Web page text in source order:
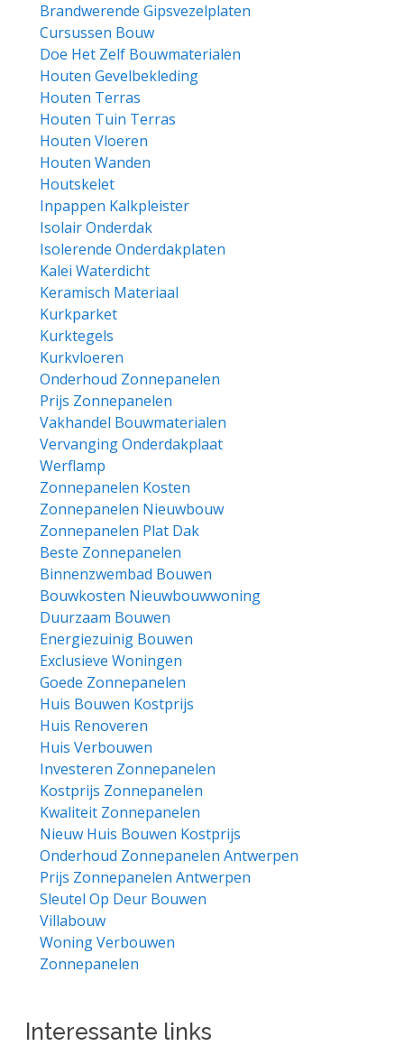
Brandwerende Gipsvezelplaten
Cursussen Bouw
Doe Het Zelf Bouwmaterialen
Houten Gevelbekleding
Houten Terras
Houten Tuin Terras
Houten Vloeren
Houten Wanden
Houtskelet
Inpappen Kalkpleister
Isolair Onderdak
Isolerende Onderdakplaten
Kalei Waterdicht
Keramisch Materiaal
Kurkparket
Kurktegels
Kurkvloeren
Onderhoud Zonnepanelen
Prijs Zonnepanelen
Vakhandel Bouwmaterialen
Vervanging Onderdakplaat
Werflamp
Zonnepanelen Kosten
Zonnepanelen Nieuwbouw
Zonnepanelen Plat Dak
Beste Zonnepanelen
Binnenzwembad Bouwen
Bouwkosten Nieuwbouwwoning
Duurzaam Bouwen
Energiezuinig Bouwen
Exclusieve Woningen
Goede Zonnepanelen
Huis Bouwen Kostprijs
Huis Renoveren
Huis Verbouwen
Investeren Zonnepanelen
Kostprijs Zonnepanelen
Kwaliteit Zonnepanelen
Nieuw Huis Bouwen Kostprijs
Onderhoud Zonnepanelen Antwerpen
Prijs Zonnepanelen Antwerpen
Sleutel Op Deur Bouwen
Villabouw
Woning Verbouwen
Zonnepanelen
Interessante links